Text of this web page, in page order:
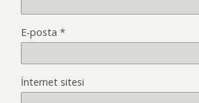
E-posta *
İnternet sitesi